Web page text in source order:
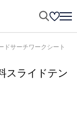
ドサーチワークシート
スライドテン